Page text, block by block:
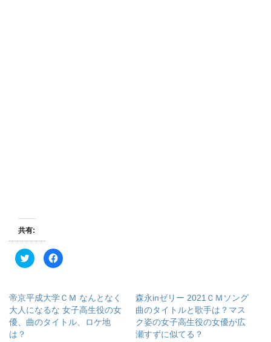
共有:
ク
リ
て
T
w
i
t
F
a
o
k
で
共
有
帝京平成大学ＣＭ なんとなく
大人になるな 女子高生役の女
優、曲のタイトル、ロケ地
は？
森永inゼリー 2021ＣＭソング
曲のタイトルと歌手は？マス
ク姿の女子高生役の女優が広
瀬すずに似てる？